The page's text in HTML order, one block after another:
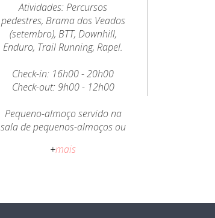
Atividades: Percursos
pedestres, Brama dos Veados
(setembro), BTT, Downhill,
Enduro, Trail Running, Rapel.
Check-in: 16h00 - 20h00
Check-out: 9h00 - 12h00
Pequeno-almoço servido na
sala de pequenos-almoços ou
de check-in.
+mais